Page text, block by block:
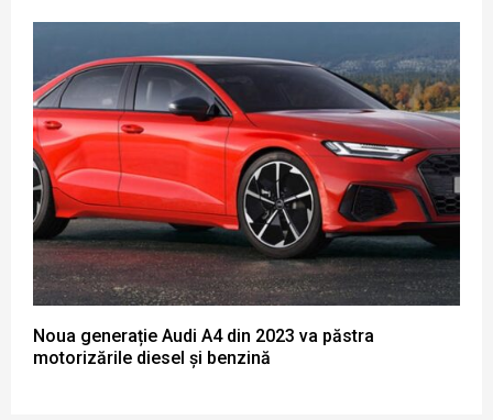
Noua generație Audi A4 din 2023 va păstra
motorizările diesel și benzină